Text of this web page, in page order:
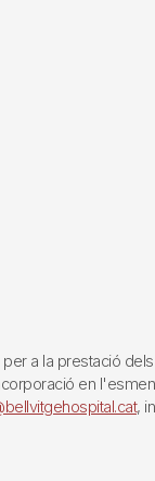
a la prestació
en
,